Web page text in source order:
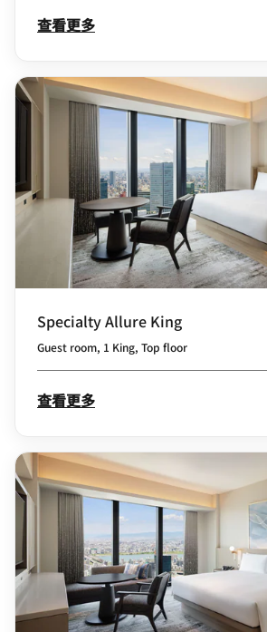
查看更多
Specialty Allure King
Guest room, 1 King, Top floor
查看更多